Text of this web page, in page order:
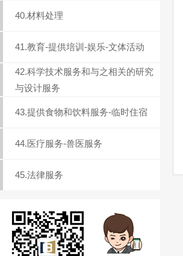
40.材料处理
41.教育-提供培训-娱乐-文体活动
42.科学技术服务和与之相关的研究
与设计服务
43.提供食物和饮料服务-临时住宿
44.医疗服务-兽医服务
45.法律服务